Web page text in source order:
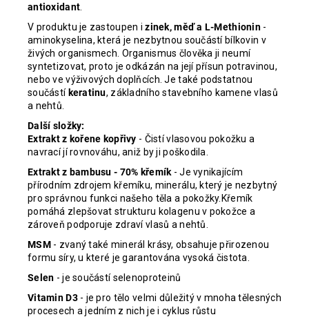
antioxidant
V produktu je zastoupen izinek, měď a L-Methionin -
aminokyselina, která je nezbytnou součástí bílkovin v
živých organismech. Organismus člověka ji neumí
syntetizovat, proto je odkázán na její přísun potravinou,
nebo ve výživových doplňcích. Je také podstatnou
součástíkeratinu, základního stavebního kamene vlasů
a nehtů.
Další složky:
Extrakt z kořene kopřivy - Čistí vlasovou pokožku a
navrací jí rovnováhu, aniž by ji poškodila.
Extrakt z bambusu - 70% křemík - Je vynikajícím
přírodním zdrojem křemíku, minerálu, který je nezbytný
pro správnou funkci našeho těla a pokožky.Křemík
pomáhá zlepšovat strukturu kolagenu v pokožce a
zároveň podporuje zdraví vlasů a nehtů.
MSM- zvaný také minerál krásy, obsahuje přirozenou
formu síry, u které je garantována vysoká čistota.
Selen - je součástí selenoproteinů
Vitamin D3- je pro tělo velmi důležitý v mnoha tělesných
procesech a jedním z nich je i cyklus růstu